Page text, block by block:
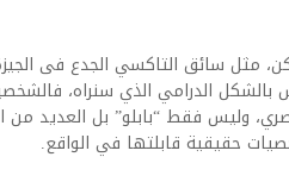
مثل سائق التاكسي الجدع فى
بالشكل الدرامي الذي سنراه،
وليس فقط “بابلو” بل العديد
حقيقية قابلتها في الواقع.